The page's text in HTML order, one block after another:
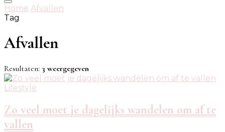
Home Afvallen
Tag
Afvallen
Resultaten: 3 weergegeven
Lifestyle
Zo veel moet je dagelijks wandelen om af te
vallen